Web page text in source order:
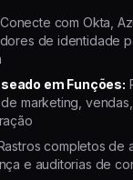
Conecte com Okta,
de identidade
em Funções:
marketing, vendas,
completos de
e auditorias de